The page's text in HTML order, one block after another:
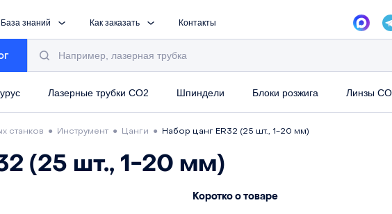
База знаний Как заказать Контакты
Лазерные трубки CO2 Шпиндели Блоки розжига Линзы
станков ● Инструмент● Цанги ● Набор цанг ER32 (25 шт., 1-20 мм)
(25 шт., 1-20 мм)
Коротко о товаре